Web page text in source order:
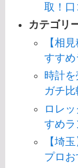
取！
カテゴリ
【相
すす
時計
ガチ比
ロレ
すめ
【埼
プロ